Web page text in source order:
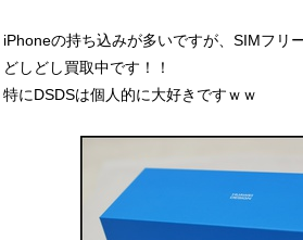
iPhoneの持ち込みが多いですが、SIMフリ
どしどし買取中です！！
特にDSDSは個人的に大好きですｗｗ